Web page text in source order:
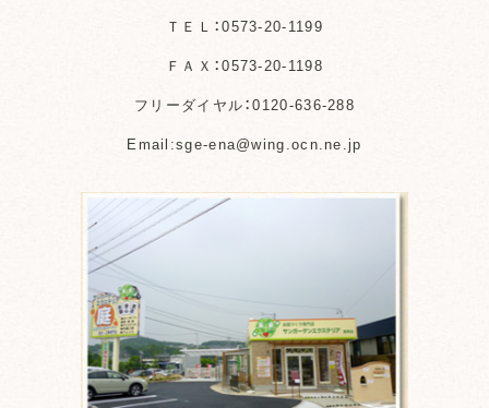
ＴＥＬ：0573-20-1199
ＦＡＸ：0573-20-1198
フリーダイヤル：0120-636-288
Email:sge-ena@wing.ocn.ne.jp